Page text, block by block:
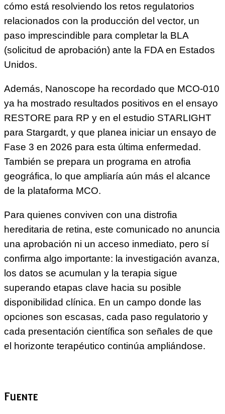
cómo está resolviendo los retos regulatorios
relacionados con la producción del vector, un
paso imprescindible para completar la BLA
(solicitud de aprobación) ante la FDA en Estados
Unidos.
Además, Nanoscope ha recordado que MCO-010
ya ha mostrado resultados positivos en el ensayo
RESTORE para RP y en el estudio STARLIGHT
para Stargardt, y que planea iniciar un ensayo de
Fase 3 en 2026 para esta última enfermedad.
También se prepara un programa en atrofia
geográfica, lo que ampliaría aún más el alcance
de la plataforma MCO.
Para quienes conviven con una distrofia
hereditaria de retina, este comunicado no anuncia
una aprobación ni un acceso inmediato, pero sí
confirma algo importante: la investigación avanza,
los datos se acumulan y la terapia sigue
superando etapas clave hacia su posible
disponibilidad clínica. En un campo donde las
opciones son escasas, cada paso regulatorio y
cada presentación científica son señales de que
el horizonte terapéutico continúa ampliándose.
Fuente